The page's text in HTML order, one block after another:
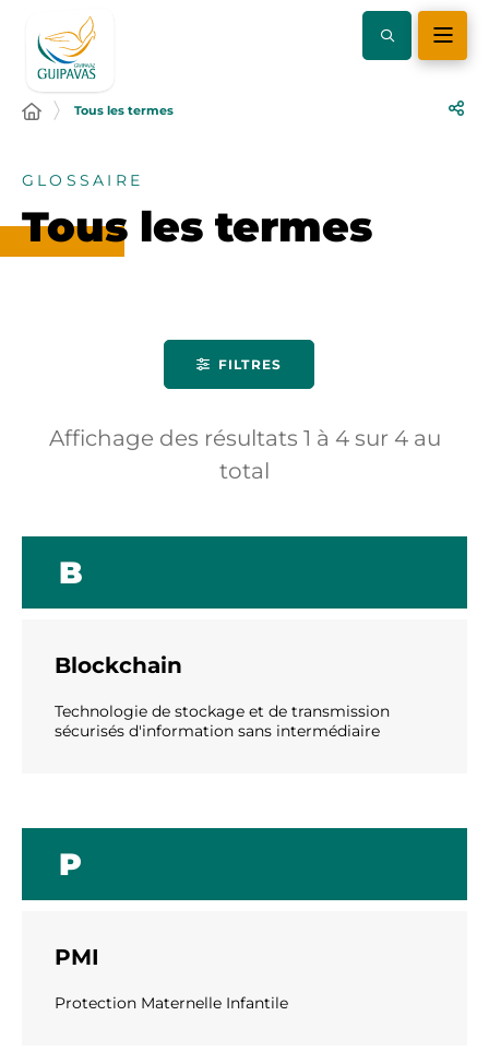
Tous les termes
GLOSSAIRE
Tous les termes
FILTRES
Affichage des résultats 1 à 4sur 4au
total
B
Blockchain
Technologie de stockage et de transmission
sécurisés d'information sans intermédiaire
P
PMI
Protection Maternelle Infantile